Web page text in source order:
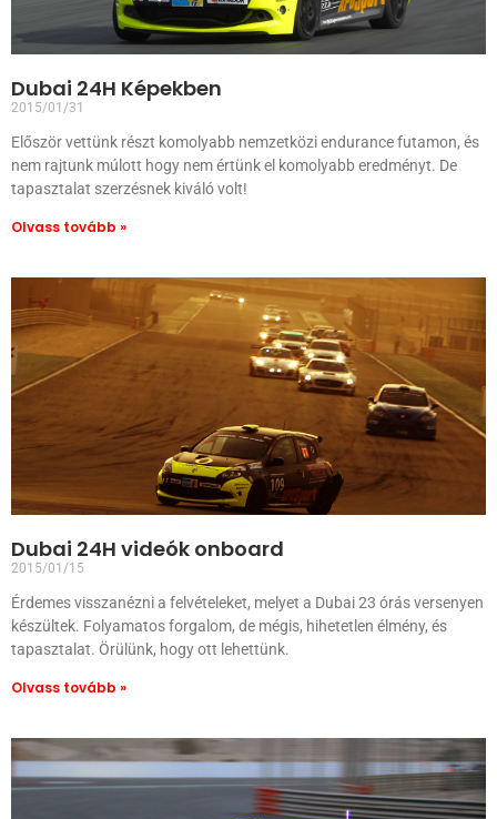
Dubai 24H Képekben
2015/01/31
Először vettünk részt komolyabb nemzetközi endurance futamon, és
nem rajtunk múlott hogy nem értünk el komolyabb eredményt. De
tapasztalat szerzésnek kiváló volt!
Olvass tovább »
Dubai 24H videók onboard
2015/01/15
Érdemes visszanézni a felvételeket, melyet a Dubai 23 órás versenyen
készültek. Folyamatos forgalom, de mégis, hihetetlen élmény, és
tapasztalat. Örülünk, hogy ott lehettünk.
Olvass tovább »